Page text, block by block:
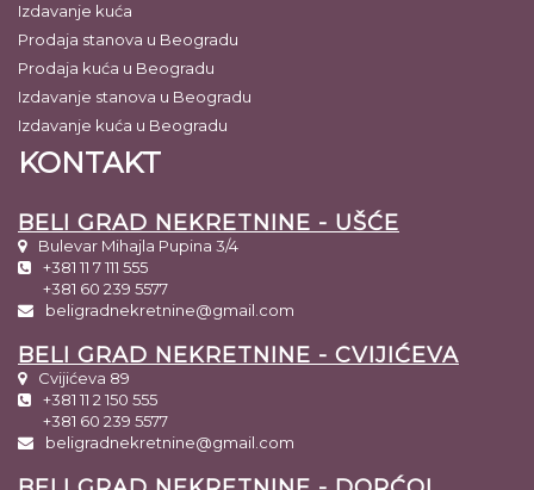
Izdavanje kuća
Prodaja stanova u Beogradu
Prodaja kuća u Beogradu
Izdavanje stanova u Beogradu
Izdavanje kuća u Beogradu
KONTAKT
BELI GRAD NEKRETNINE - UŠĆE
Bulevar Mihajla Pupina 3/4
+381 11 7 111 555
+381 60 239 5577
beligradnekretnine@gmail.com
BELI GRAD NEKRETNINE - CVIJIĆEVA
Cvijićeva 89
+381 11 2 150 555
+381 60 239 5577
beligradnekretnine@gmail.com